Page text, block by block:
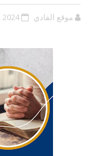
موقع الفادي 2024